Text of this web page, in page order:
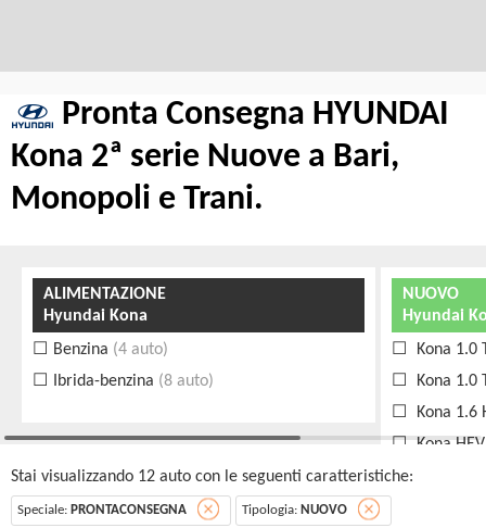
Pronta Consegna HYUNDAI
Kona 2ª serie Nuove a Bari,
Monopoli e Trani.
ALIMENTAZIONE
Hyundai Kona
Benzina (4 auto)
Ibrida-benzina (8 auto)
NUOVO
Hyundai
Kona 1.0
Kona 1.0
Kona 1.6
Kona
Stai visualizzando 12 auto con le seguenti caratteristiche:
Speciale: PRONTACONSEGNA Tipologia: NUOVO